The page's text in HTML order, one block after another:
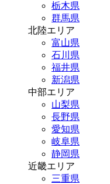
栃木県
群馬県
北陸エリア
富山県
石川県
福井県
新潟県
中部エリア
山梨県
長野県
愛知県
岐阜県
静岡県
近畿エリア
三重県